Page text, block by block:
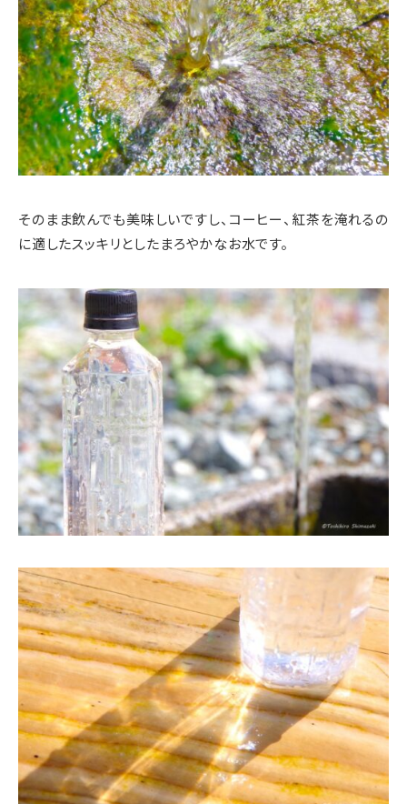
そのまま飲んでも美味しいですし、コーヒー、紅茶を淹れるの
に適したスッキリとしたまろやかなお水です。